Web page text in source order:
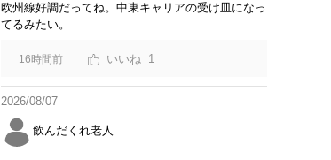
欧州線好調だってね。中東キャリアの受け皿になっ
てるみたい。
16時間前 1
2026/08/07
飲んだくれ老人